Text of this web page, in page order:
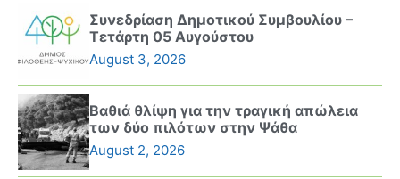
Συνεδρίαση Δημοτικού Συμβουλίου –
Τετάρτη 05 Αυγούστου
August 3, 2026
Βαθιά θλίψη για την τραγική απώλεια
των δύο πιλότων στην Ψάθα
August 2, 2026